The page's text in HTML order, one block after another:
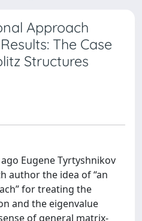
Approach
The Case
Structures
Eugene Tyrtyshnikov
author the idea of “an
for treating the
and the eigenvalue
of general matrix-